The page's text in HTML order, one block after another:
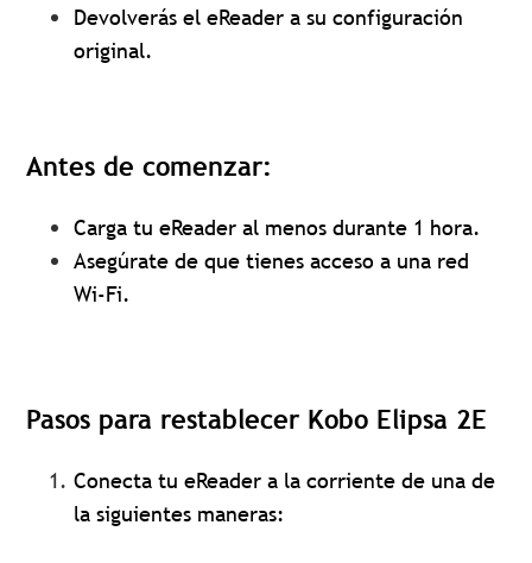
Devolverás el eReader a su configuración
original.
Antes de comenzar:
Carga tu eReader al menos durante 1 hora.
Asegúrate de que tienes acceso a una red
Wi-Fi.
Pasos para restablecer Kobo Elipsa 2E
Conecta tu eReader a la corriente de una de
la siguientes maneras: